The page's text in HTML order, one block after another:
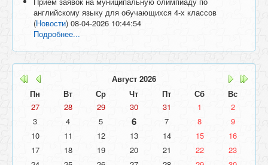
английскому языку для обучающихся 4-х классов
(Новости) 08-04-2026 10:44:54
Подробнее...
Август 2026
Пн
Вт Ср Чт Пт Сб
Вс
27
28 29 30 31 1
2
3
4 5 6 7 8
9
10
11 12 13 14 15
16
17
18 19 20 21 22
23